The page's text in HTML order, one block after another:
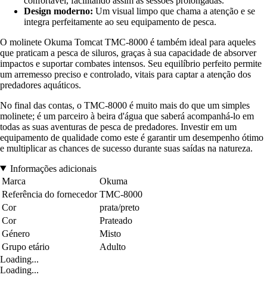
Design moderno: Um visual limpo que chama a atenção e se
integra perfeitamente ao seu equipamento de pesca.
O molinete Okuma Tomcat TMC-8000 é também ideal para aqueles
que praticam a pesca de siluros, graças à sua capacidade de absorver
impactos e suportar combates intensos. Seu equilíbrio perfeito permite
um arremesso preciso e controlado, vitais para captar a atenção dos
predadores aquáticos.
No final das contas, o TMC-8000 é muito mais do que um simples
molinete; é um parceiro à beira d'água que saberá acompanhá-lo em
todas as suas aventuras de pesca de predadores. Investir em um
equipamento de qualidade como este é garantir um desempenho ótimo
e multiplicar as chances de sucesso durante suas saídas na natureza.
Informações adicionais
Marca
Okuma
Referência do fornecedor TMC-8000
Cor
prata/preto
Cor
Prateado
Género
Misto
Grupo etário
Adulto
Loading...
Loading...